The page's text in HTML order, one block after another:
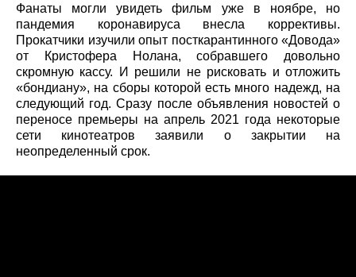
Фанаты могли увидеть фильм уже в ноябре, но
пандемия коронавируса внесла коррективы.
Прокатчики изучили опыт посткарантинного «Довода»
от Кристофера Нолана, собравшего довольно
скромную кассу. И решили не рисковать и отложить
«бондиану», на сборы которой есть много надежд, на
следующий год. Сразу после объявления новостей о
переносе премьеры на апрель 2021 года некоторые
сети кинотеатров заявили о закрытии на
неопределенный срок.